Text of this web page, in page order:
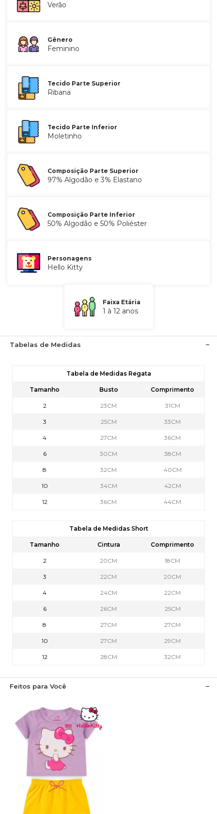
Verão
Gênero
Feminino
Tecido Parte Superior
Ribana
Tecido Parte Inferior
Moletinho
Composição Parte Superior
97% Algodão e 3% Elastano
Composição Parte Inferior
50% Algodão e 50% Poliéster
Personagens
Hello Kitty
Faixa Etária
1 à 12 anos
Tabelas de Medidas
Tabela de Medidas Regata
Tamanho Busto Comprimento
2 23CM 31CM
3 25CM 33CM
4 27CM 36CM
6 30CM 38CM
8 32CM 40CM
10 34CM 42CM
12 36CM 44CM
Tabela de Medidas Short
Tamanho Cintura Comprimento
2 20CM 18CM
3 22CM 20CM
4 24CM 22CM
6 26CM 25CM
8 27CM 27CM
10 27CM 29CM
12 28CM 32CM
Feitos para Você